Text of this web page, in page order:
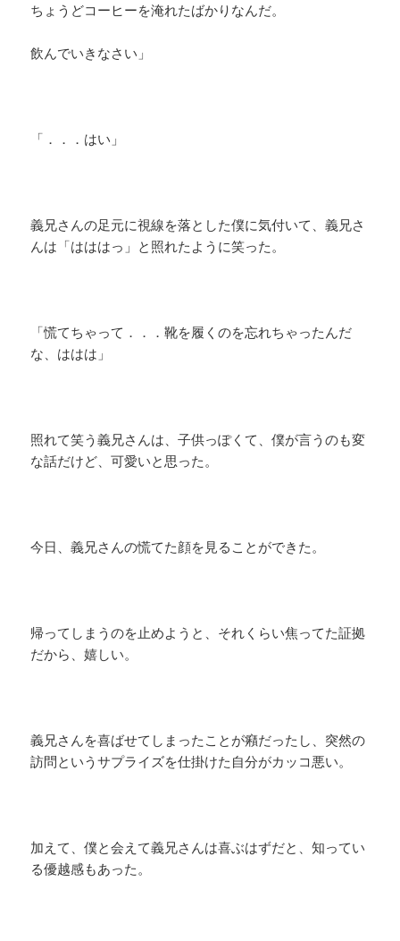
ちょうどコーヒーを淹れたばかりなんだ。
飲んでいきなさい」
「．．．はい」
義兄さんの足元に視線を落とした僕に気付いて、義兄さ
んは「はははっ」と照れたように笑った。
「慌てちゃって．．．靴を履くのを忘れちゃったんだ
な、ははは」
照れて笑う義兄さんは、子供っぽくて、僕が言うのも変
な話だけど、可愛いと思った。
今日、義兄さんの慌てた顔を見ることができた。
帰ってしまうのを止めようと、それくらい焦ってた証拠
だから、嬉しい。
義兄さんを喜ばせてしまったことが癪だったし、突然の
訪問というサプライズを仕掛けた自分がカッコ悪い。
加えて、僕と会えて義兄さんは喜ぶはずだと、知ってい
る優越感もあった。